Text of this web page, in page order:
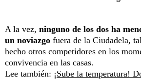
A la vez, ninguno de los dos ha
un noviazgo fuera de la Ciudadela,
hecho otros competidores en los
convivencia en las casas.
Lee también: ¡Sube la temperatura!